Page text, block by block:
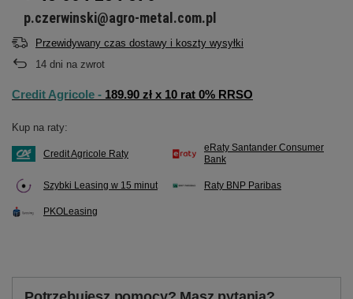
p.czerwinski@agro-metal.com.pl
Przewidywany czas dostawy i koszty wysyłki
14 dni na zwrot
Credit Agricole - 189.90 zł x 10 rat 0% RRSO
Kup na raty:
Credit Agricole Raty
eRaty Santander Consumer
Bank
Szybki Leasing w 15 minut Raty BNP Paribas
PKOLeasing